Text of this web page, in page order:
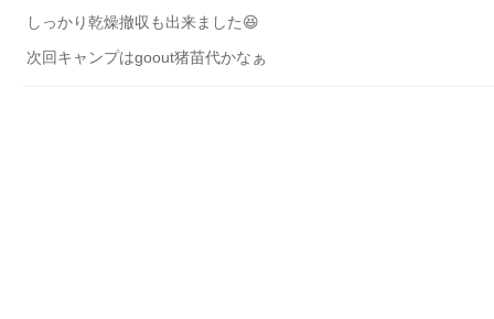
しっかり乾燥撤収も出来ました😆
次回キャンプはgoout猪苗代かなぁ